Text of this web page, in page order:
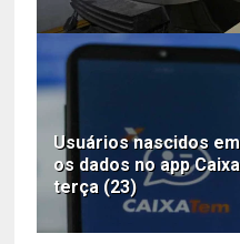
Usuários nascidos
os dados no app
terça (23)